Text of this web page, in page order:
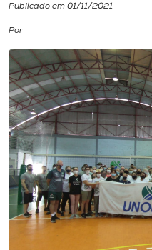
Biblioteca
Editora
Rádio
Museu
Publicado em 01/11/2021
Por